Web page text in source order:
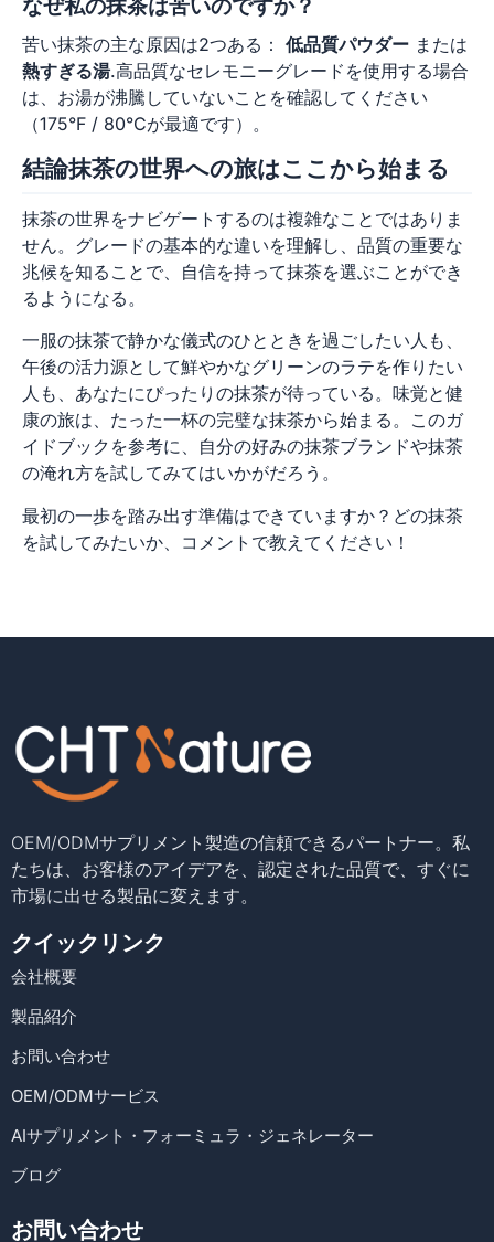
なぜ私の抹茶は苦いのですか？
苦い抹茶の主な原因は2つある： 低品質パウダー または
熱すぎる湯.高品質なセレモニーグレードを使用する場合
は、お湯が沸騰していないことを確認してください
（175°F / 80°Cが最適です）。
結論抹茶の世界への旅はここから始まる
抹茶の世界をナビゲートするのは複雑なことではありま
せん。グレードの基本的な違いを理解し、品質の重要な
兆候を知ることで、自信を持って抹茶を選ぶことができ
るようになる。
一服の抹茶で静かな儀式のひとときを過ごしたい人も、
午後の活力源として鮮やかなグリーンのラテを作りたい
人も、あなたにぴったりの抹茶が待っている。味覚と健
康の旅は、たった一杯の完璧な抹茶から始まる。このガ
イドブックを参考に、自分の好みの抹茶ブランドや抹茶
の淹れ方を試してみてはいかがだろう。
最初の一歩を踏み出す準備はできていますか？どの抹茶
を試してみたいか、コメントで教えてください！
OEM/ODMサプリメント製造の信頼できるパートナー。私
たちは、お客様のアイデアを、認定された品質で、すぐに
市場に出せる製品に変えます。
クイックリンク
会社概要
製品紹介
お問い合わせ
OEM/ODMサービス
AIサプリメント・フォーミュラ・ジェネレーター
ブログ
お問い合わせ